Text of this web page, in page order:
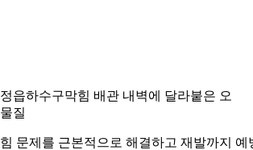
읍하수구막힘 배관 내벽에 달라붙은 오
질
문제를 근본적으로 해결하고 재발까지